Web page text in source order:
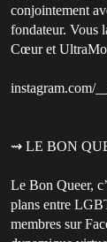
conjointement
fondateur. Vous
Cœur et
instagram.com/
⇝ LE BON
Le Bon Queer,
plans entre
membres sur